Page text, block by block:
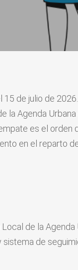
15 de julio de
la Agenda
es el orden
en el reparto
de la Agenda
sistema de